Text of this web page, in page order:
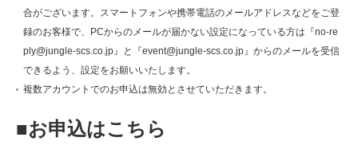
合がございます。スマートフォンや携帯電話のメールアドレスなどをご登
録のお客様で、PCからのメールが届かない設定になっている方は『no-re
ply@jungle-scs.co.jp』と『event@jungle-scs.co.jp』からのメールを受信
できるよう、設定をお願いいたします。
複数アカウントでのお申込は無効とさせていただきます。
■お申込はこちら